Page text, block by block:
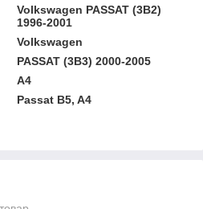
Volkswagen PASSAT (3B2)
1996-2001
Volkswagen
PASSAT (3B3) 2000-2005
A4
Passat B5, A4